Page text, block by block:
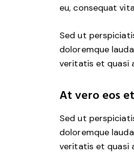
eu, consequat
Sed ut
doloremque
veritatis et quasi
At vero eos
Sed ut
doloremque
veritatis et quasi